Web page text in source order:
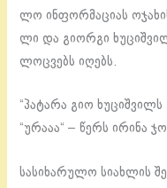
ლო ინ­ფორ­მა­ცი­ას
ლი და გი­ორ­გი
ლოც­ვებს იღებს.
“პა­ტა­რა გიო
“ურა­აა“ – წერს ირი­ნა
სა­სი­ხა­რუ­ლო სი­ახ­ლის